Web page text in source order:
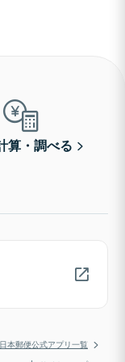
算・調べる
日本郵便公式アプリ一覧